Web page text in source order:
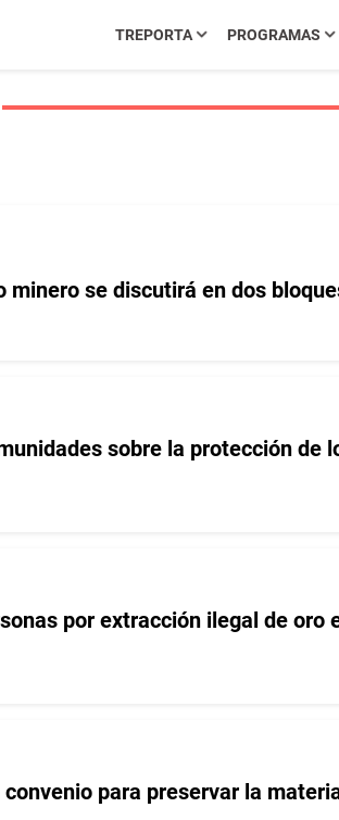
TREPORTA PROGRAMAS
minero se discutirá en dos
sobre la protección de
por extracción ilegal de oro
para preservar la